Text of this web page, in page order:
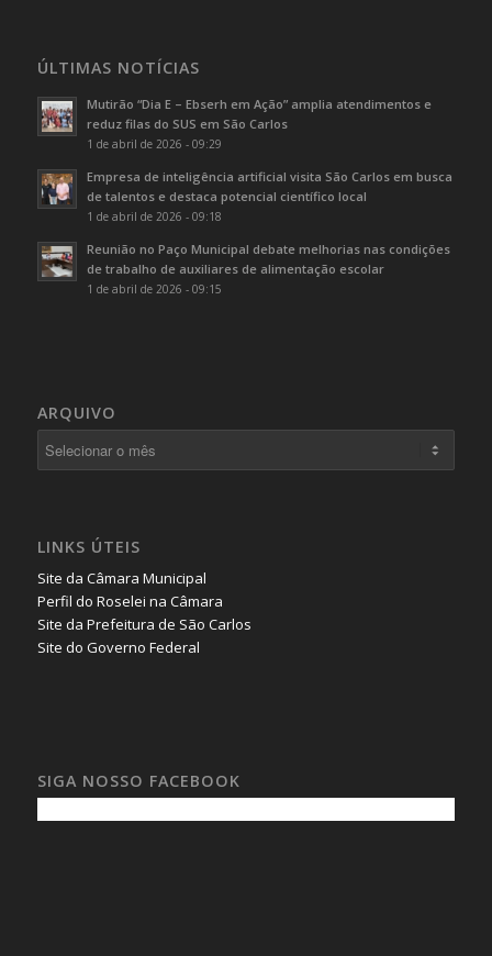
ÚLTIMAS NOTÍCIAS
Mutirão “Dia E – Ebserh em Ação” amplia atendimentos e
reduz filas do SUS em São Carlos
1 de abril de 2026 - 09:29
Empresa de inteligência artificial visita São Carlos em busca
de talentos e destaca potencial científico local
1 de abril de 2026 - 09:18
Reunião no Paço Municipal debate melhorias nas condições
de trabalho de auxiliares de alimentação escolar
1 de abril de 2026 - 09:15
ARQUIVO
LINKS ÚTEIS
Site da Câmara Municipal
Perfil do Roselei na Câmara
Site da Prefeitura de São Carlos
Site do Governo Federal
SIGA NOSSO FACEBOOK